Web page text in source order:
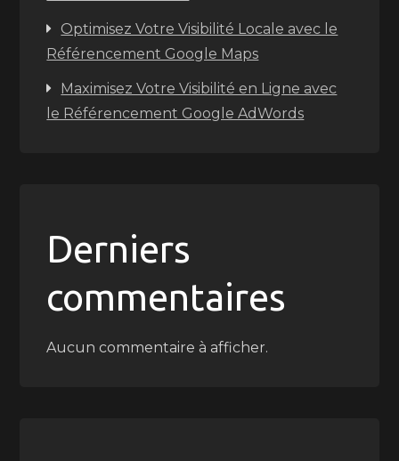
Optimisez Votre Visibilité Locale avec le
Référencement Google Maps
Maximisez Votre Visibilité en Ligne avec
le Référencement Google AdWords
Derniers
commentaires
Aucun commentaire à afficher.